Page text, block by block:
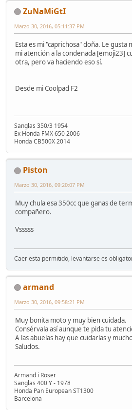
ZuNaMiGtI
Marzo 30, 2016, 05:11:37 PM
Esta es mi "caprichosa" doña. Le
mi atención a la condenada [emoji23]
otra, pero va haciendo eso sí.
Desde mi Coolpad F2
Sanglas 350/3 1954
Ex Honda FMX 650 2006
Honda CB500X 2014
Piston
Marzo 30, 2016, 09:20:07 PM
Muy chula esa 350cc que ganas de
compañero.
Vsssss
Caer esta permitido, levantarse es
armand
Marzo 30, 2016, 09:58:21 PM
Muy bonita moto y muy bien cuidada.
Consérvala así aunque te pida tu
A las abuelas hay que cuidarlas y
Saludos.
Armand i Roser
Sanglas 400 Y - 1978
Honda Pan European ST1300
Barcelona